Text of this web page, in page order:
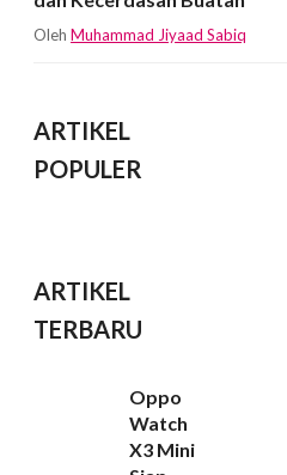
Oleh Muhammad Jiyaad Sabiq
ARTIKEL
POPULER
ARTIKEL
TERBARU
Oppo
Watch
X3 Mini